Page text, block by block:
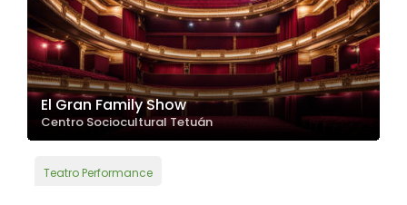
El Gran Family Show
Centro Sociocultural Tetuán
Teatro Performance